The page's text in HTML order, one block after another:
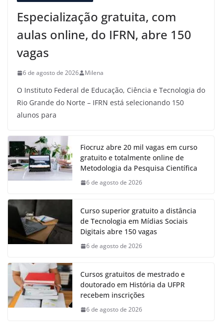
Especialização gratuita, com
aulas online, do IFRN, abre 150
vagas
6 de agosto de 2026 Milena
O Instituto Federal de Educação, Ciência e Tecnologia do
Rio Grande do Norte – IFRN está selecionando 150
alunos para
Fiocruz abre 20 mil vagas em curso
gratuito e totalmente online de
Metodologia da Pesquisa Científica
6 de agosto de 2026
Curso superior gratuito a distância
de Tecnologia em Mídias Sociais
Digitais abre 150 vagas
6 de agosto de 2026
Cursos gratuitos de mestrado e
doutorado em História da UFPR
recebem inscrições
6 de agosto de 2026